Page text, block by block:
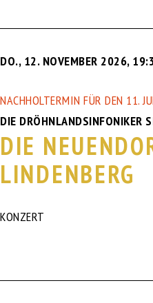
DO., 12. NOVEMBER 2026,
NACHHOLTERMIN FÜR DEN 11.
DIE DRÖHNLANDSINFONIKER
DIE
LINDENBERG
KONZERT